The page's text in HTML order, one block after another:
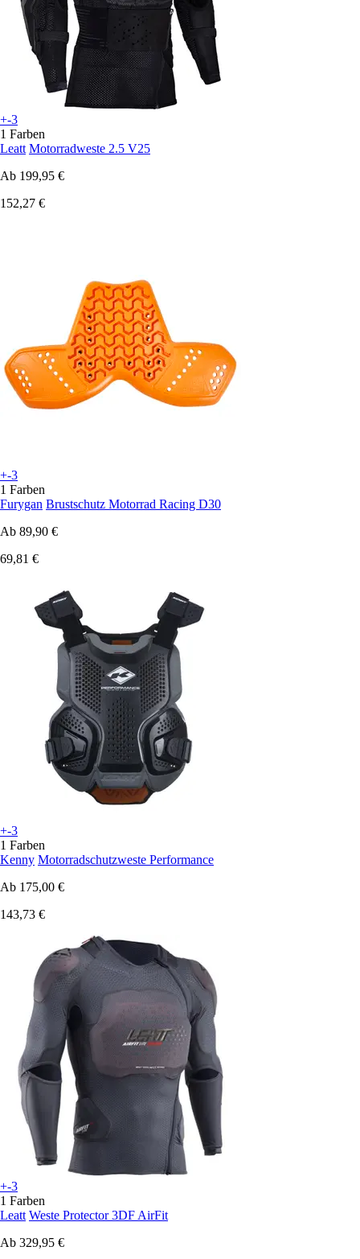
+-3
1 Farben
Leatt Motorradweste 2.5 V25
Ab 199,95 €
152,27 €
+-3
1 Farben
Furygan Brustschutz Motorrad Racing D30
Ab 89,90 €
69,81 €
+-3
1 Farben
Kenny Motorradschutzweste Performance
Ab 175,00 €
143,73 €
+-3
1 Farben
Leatt Weste Protector 3DF AirFit
Ab 329,95 €